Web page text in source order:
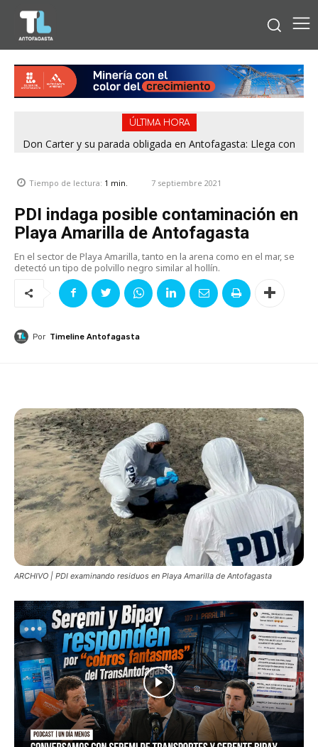
ÚLTIMA HORA
Don Carter y su parada obligada en Antofagasta: Llega con
Tiempo de lectura: 1 min. 7 septiembre 2021
PDI indaga posible contaminación en
Playa Amarilla de Antofagasta
En el sector de Playa Amarilla, tanto en la arena como en el mar, se
detectó un tipo de polvillo negro similar al hollín.
Por Timeline Antofagasta
ARCHIVO | PDI examinando residuos en Playa Amarilla de Antofagasta